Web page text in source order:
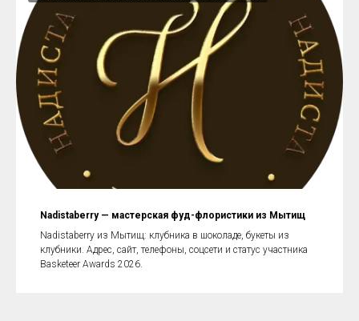
Nadistaberry — мастерская фуд-флористики из Мытищ
Nadistaberry из Мытищ: клубника в шоколаде, букеты из
клубники. Адрес, сайт, телефоны, соцсети и статус участника
Basketeer Awards 2026.